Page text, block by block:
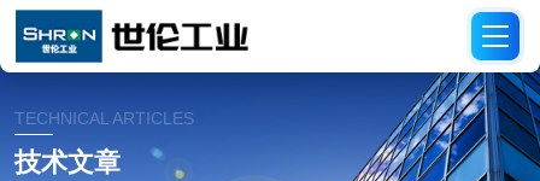
TECHNICAL ARTICLES
技术文章